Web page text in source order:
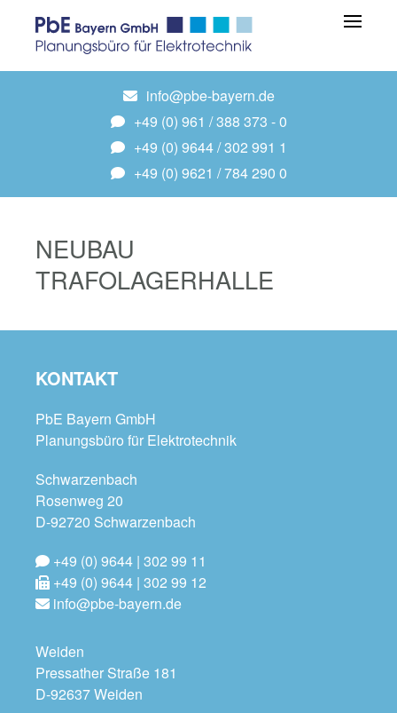
info@pbe-bayern.de
+49 (0) 961 / 388 373 - 0
+49 (0) 9644 / 302 991 1
+49 (0) 9621 / 784 290 0
NEUBAU
TRAFOLAGERHALLE
KONTAKT
PbE Bayern GmbH
Planungsbüro für Elektrotechnik
Schwarzenbach
Rosenweg 20
D-92720 Schwarzenbach
+49 (0) 9644 | 302 99 11
+49 (0) 9644 | 302 99 12
info@pbe-bayern.de
Weiden
Pressather Straße 181
D-92637 Weiden